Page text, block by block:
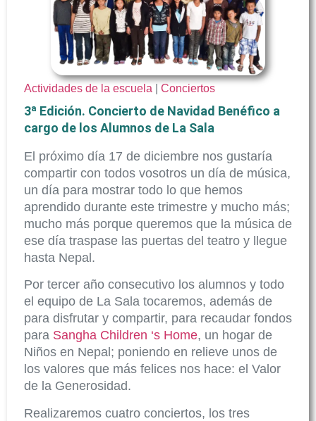
Actividades de la escuela Conciertos
3ª Edición. Concierto de Navidad Benéfico a
cargo de los Alumnos de La Sala
El próximo día 17 de diciembre nos gustaría
compartir con todos vosotros un día de música,
un día para mostrar todo lo que hemos
aprendido durante este trimestre y mucho más;
mucho más porque queremos que la música de
ese día traspase las puertas del teatro y llegue
hasta Nepal.
Por tercer año consecutivo los alumnos y todo
el equipo de La Sala tocaremos, además de
para disfrutar y compartir, para recaudar fondos
para Sangha Children ‘s Home, un hogar de
Niños en Nepal; poniendo en relieve unos de
los valores que más felices nos hace: el Valor
de la Generosidad.
Realizaremos cuatro conciertos, los tres